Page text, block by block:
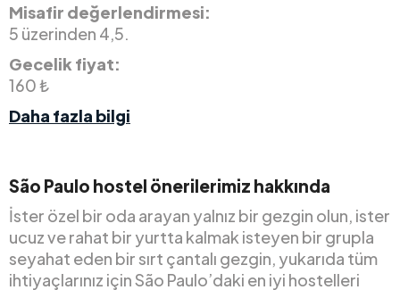
Misafir değerlendirmesi:
5 üzerinden 4,5.
Gecelik fiyat:
160 ₺
Daha fazla bilgi
São Paulo hostel önerilerimiz hakkında
İster özel bir oda arayan yalnız bir gezgin olun, ister
ucuz ve rahat bir yurtta kalmak isteyen bir grupla
seyahat eden bir sırt çantalı gezgin, yukarıda tüm
ihtiyaçlarınız için São Paulo’daki en iyi hostelleri